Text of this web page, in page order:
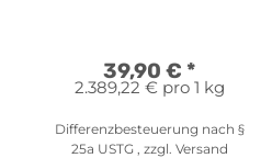
39,90 € *
2.389,22 € pro 1 kg
Differenzbesteuerung nach §
25a USTG , zzgl. Versand